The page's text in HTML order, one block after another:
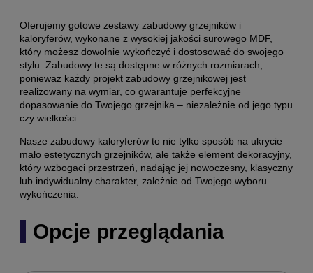
Oferujemy gotowe zestawy zabudowy grzejników i
kaloryferów, wykonane z wysokiej jakości surowego MDF,
który możesz dowolnie wykończyć i dostosować do swojego
stylu. Zabudowy te są dostępne w różnych rozmiarach,
ponieważ każdy projekt zabudowy grzejnikowej jest
realizowany na wymiar, co gwarantuje perfekcyjne
dopasowanie do Twojego grzejnika – niezależnie od jego typu
czy wielkości.
Nasze zabudowy kaloryferów to nie tylko sposób na ukrycie
mało estetycznych grzejników, ale także element dekoracyjny,
który wzbogaci przestrzeń, nadając jej nowoczesny, klasyczny
lub indywidualny charakter, zależnie od Twojego wyboru
wykończenia.
Opcje przeglądania